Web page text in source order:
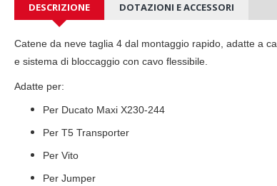
DESCRIZIONE DOTAZIONI E ACCESSORI
Catene da neve taglia 4 dal montaggio rapido, adatte a
e sistema di bloccaggio con cavo flessibile.
Adatte per:
Per Ducato Maxi X230-244
Per T5 Transporter
Per Vito
Per Jumper